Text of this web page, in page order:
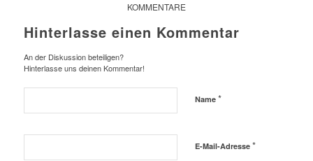
KOMMENTARE
Hinterlasse einen Kommentar
An der Diskussion beteiligen?
Hinterlasse uns deinen Kommentar!
Name *
E-Mail-Adresse *